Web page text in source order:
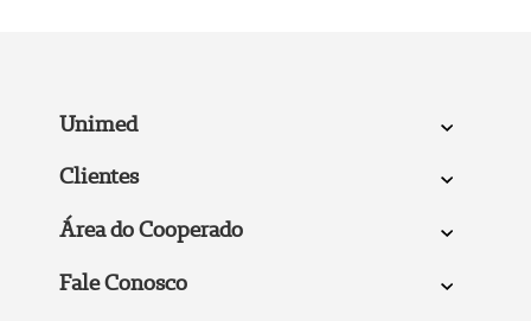
Unimed
Clientes
Área do Cooperado
Fale Conosco